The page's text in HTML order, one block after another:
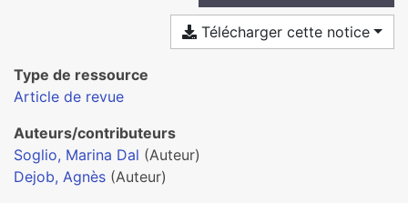
Télécharger cette notice
Type de ressource
Article de revue
Auteurs/contributeurs
Soglio, Marina Dal (Auteur)
Dejob, Agnès (Auteur)